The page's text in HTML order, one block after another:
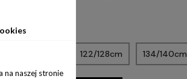
122/128cm 134/140cm
na naszej stronie